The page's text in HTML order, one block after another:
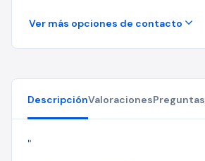
Ver más opciones de contacto
DescripciónValoracionesPreguntas
"